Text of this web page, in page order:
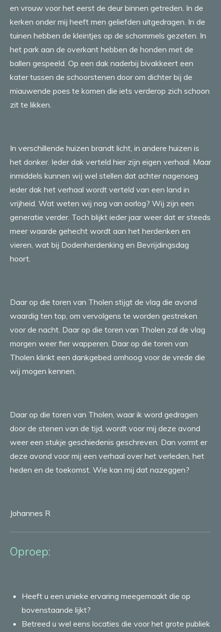
en vrouw voor het eerst de deur binnen getreden. In de
kerken onder mij heeft men geliefden uitgedragen. In de
tuinen hebben de kleintjes op de schommels gezeten. In
het park aan de overkant hebben de honden met de
ballen gespeeld. Op een dak naderbij bivakkeert een
kater tussen de schoorstenen door om dichter bij de
miauwende poes te komen die iets verderop zich schoon
zit te likken.
In verschillende huizen brandt licht, in andere huizen is
het donker. Ieder dak verteld hier zijn eigen verhaal. Maar
inmiddels kunnen wij wel stellen dat achter nagenoeg
ieder dak het verhaal wordt verteld van een land in
vrijheid. Wat weten wij nog van oorlog? Wij zijn een
generatie verder. Toch blijkt ieder jaar weer dat er steeds
meer waarde gehecht wordt aan het herdenken en
vieren, wat bij Dodenherdenking en Bevrijdingsdag
hoort.
Daar op die toren van Tholen stijgt de vlag die avond
waardig ten top, om vervolgens te worden gestreken
voor de nacht. Daar op die toren van Tholen zal de vlag
morgen weer fier wapperen. Daar op die toren van
Tholen klinkt een dankgebed omhoog voor de vrede die
wij mogen kennen.
Daar op die toren van Tholen, waar ik word gedragen
door de stenen van de tijd, wordt voor mij deze avond
weer een stukje geschiedenis geschreven. Dan vormt er
deze avond voor mij een verhaal over het verleden, het
heden en de toekomst. Wie kan mij dat nazeggen?
Johannes R
Oproep:
Heeft u een unieke ervaring meegemaakt die op
bovenstaande lijkt?
Betreed u wel eens locaties die voor het grote publiek